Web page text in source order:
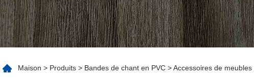
Maison > Produits > Bandes de chant en PVC > Accessoires de